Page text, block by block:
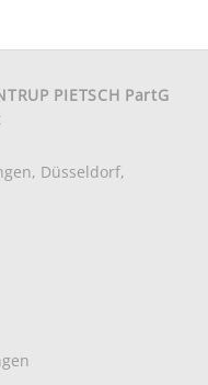
PIETSCH PartG
Düsseldorf,